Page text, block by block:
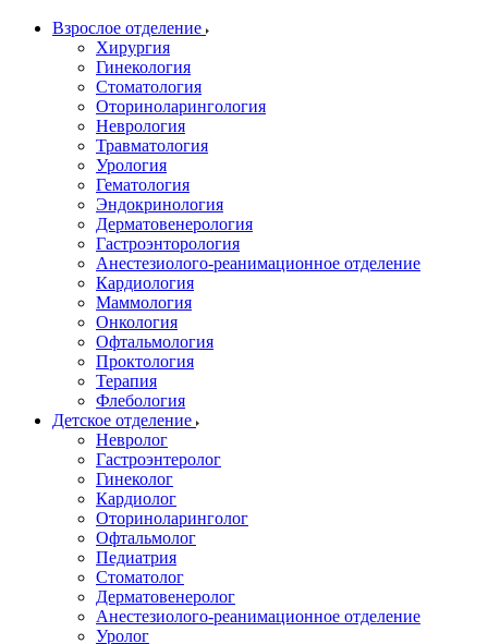
Взрослое отделение
Хирургия
Гинекология
Стоматология
Оториноларингология
Неврология
Травматология
Урология
Гематология
Эндокринология
Дерматовенерология
Гастроэнторология
Анестезиолого-реанимационное отделение
Кардиология
Маммология
Онкология
Офтальмология
Проктология
Терапия
Флебология
Детское отделение
Невролог
Гастроэнтеролог
Гинеколог
Кардиолог
Оториноларинголог
Офтальмолог
Педиатрия
Стоматолог
Дерматовенеролог
Анестезиолого-реанимационное отделение
Уролог